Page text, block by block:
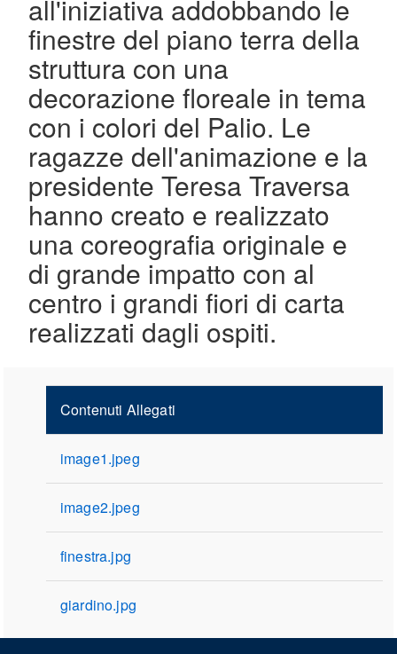
all'iniziativa addobbando le
finestre del piano terra della
struttura con una
decorazione floreale in tema
con i colori del Palio. Le
ragazze dell'animazione e la
presidente Teresa Traversa
hanno creato e realizzato
una coreografia originale e
di grande impatto con al
centro i grandi fiori di carta
realizzati dagli ospiti.
Contenuti Allegati
image1.jpeg
image2.jpeg
finestra.jpg
giardino.jpg